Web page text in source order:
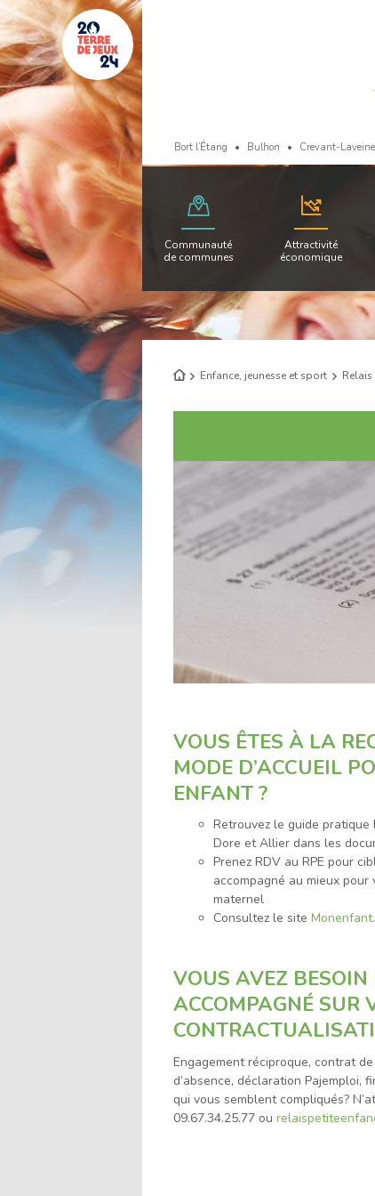
Bort l’Étang Bulhon Crevant-Laveine
Communauté
de communes
Attractivité
économique
Retour
l'accueil
Enfance, jeunesse et sport Relais
VOUS ÊTES À LA
MODE D’ACCUEIL
ENFANT ?
Retrouvez le guide
Dore et Allier dans les
Prenez RDV au RPE pour
accompagné au mieux
maternel
Consultez le site
VOUS AVEZ BESOIN
ACCOMPAGNÉ SUR
Engagement réciproque, contrat
d’absence, déclaration Pajemploi,
qui vous semblent compliqués?
09.67.34.25.77 ou